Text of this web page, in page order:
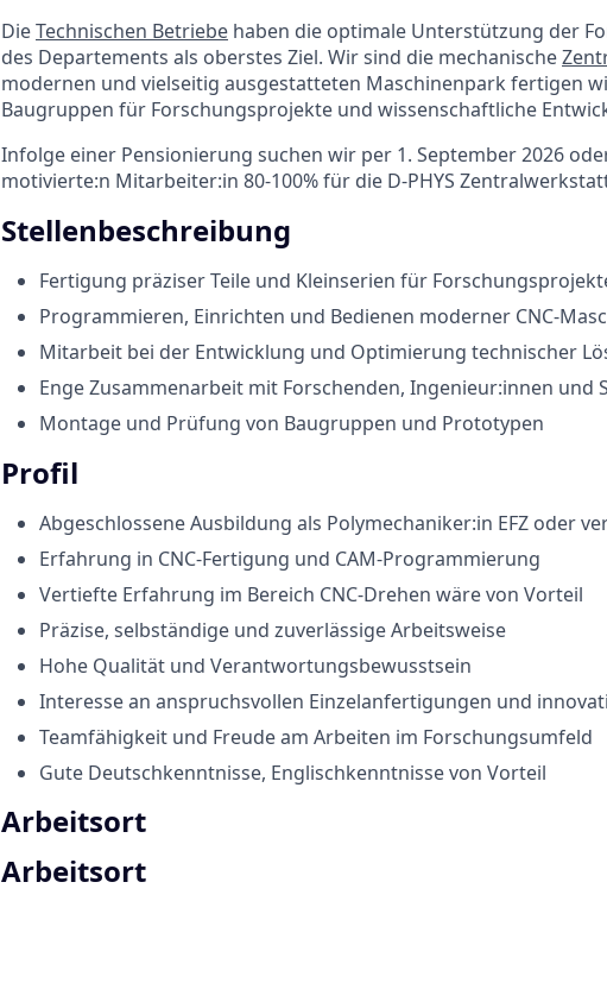
DieTechnischen Betriebe haben die optimale Unterstützung der
des Departements als oberstes Ziel. Wir sind die mechanische
modernen und vielseitig ausgestatteten Maschinenpark fertigen
Baugruppen für Forschungsprojekte und wissenschaftliche
Infolge einer Pensionierung suchen wir per 1. September 2026
motivierte:n Mitarbeiter:in 80-100% für die D-PHYS
Stellenbeschreibung
Fertigung präziser Teile und Kleinserien für
Programmieren, Einrichten und Bedienen moderner CNC-
Mitarbeit bei der Entwicklung und Optimierung technischer
Enge Zusammenarbeit mit Forschenden, Ingenieur:innen und
Montage und Prüfung von Baugruppen und Prototypen
Profil
Abgeschlossene Ausbildung als Polymechaniker:in EFZ oder
Erfahrung in CNC-Fertigung und CAM-Programmierung
Vertiefte Erfahrung im Bereich CNC-Drehen wäre von Vorteil
Präzise, selbständige und zuverlässige Arbeitsweise
Hohe Qualität und Verantwortungsbewusstsein
Interesse an anspruchsvollen Einzelanfertigungen und
Teamfähigkeit und Freude am Arbeiten im Forschungsumfeld
Gute Deutschkenntnisse, Englischkenntnisse von Vorteil
Arbeitsort
Arbeitsort